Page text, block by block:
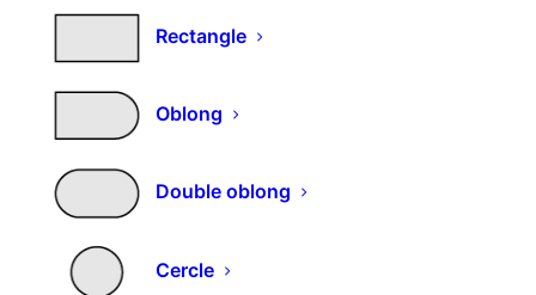
Rectangle
Oblong
Double oblong
Cercle